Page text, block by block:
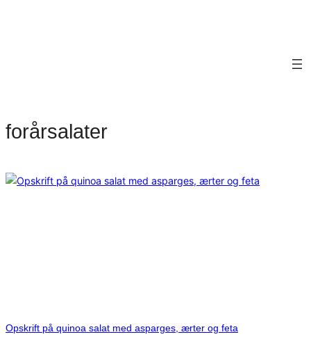
forårsalater
Opskrift på quinoa salat med asparges, ærter og feta